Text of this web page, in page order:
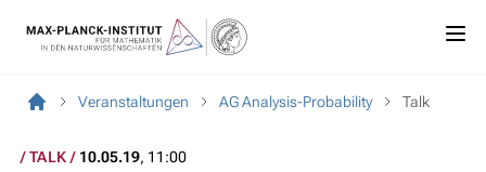
Veranstaltungen AG Analysis-Probability Talk
TALK 10.05.19, 11:00